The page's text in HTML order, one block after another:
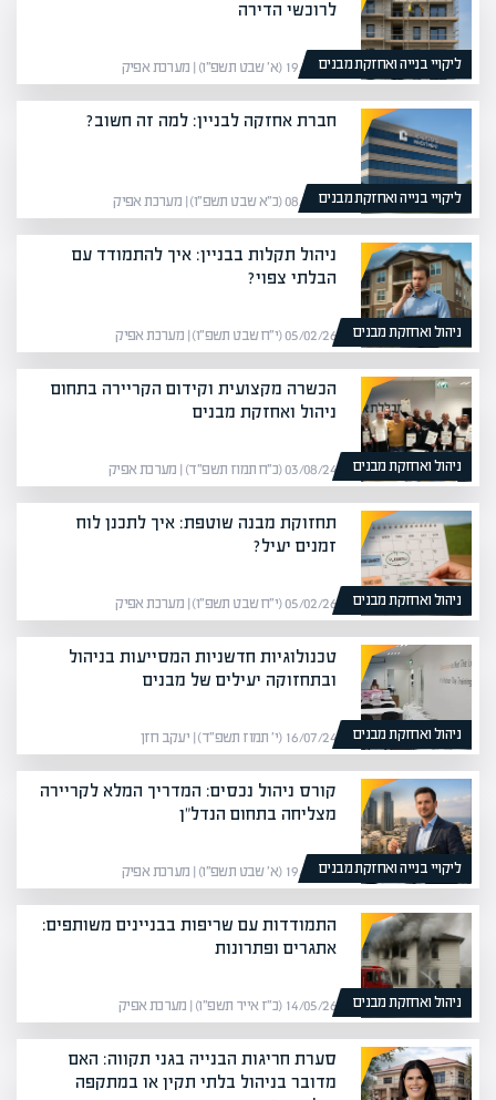
ליקויי בנייה ואחזקת מבנים
לרוכשי הדירה
19/01/26 (א׳ שבט תשפ״ו) | מערכת אפיק
ליקויי בנייה ואחזקת מבנים
חברת אחזקה לבניין: למה זה חשוב?
08/02/26 (כ״א שבט תשפ״ו) | מערכת אפיק
ניהול ואחזקת מבנים
ניהול תקלות בבניין: איך להתמודד עם
הבלתי צפוי?
05/02/26 (י״ח שבט תשפ״ו) | מערכת אפיק
ניהול ואחזקת מבנים
הכשרה מקצועית וקידום הקריירה בתחום
ניהול ואחזקת מבנים
03/08/24 (כ״ח תמוז תשפ״ד) | מערכת אפיק
ניהול ואחזקת מבנים
תחזוקת מבנה שוטפת: איך לתכנן לוח
זמנים יעיל?
05/02/26 (י״ח שבט תשפ״ו) | מערכת אפיק
ניהול ואחזקת מבנים
טכנולוגיות חדשניות המסייעות בניהול
ובתחזוקה יעילים של מבנים
16/07/24 (י׳ תמוז תשפ״ד) | יעקב חזן
ליקויי בנייה ואחזקת מבנים
קורס ניהול נכסים: המדריך המלא לקריירה
מצליחה בתחום הנדל"ן
19/01/26 (א׳ שבט תשפ״ו) | מערכת אפיק
ניהול ואחזקת מבנים
התמודדות עם שריפות בבניינים משותפים:
אתגרים ופתרונות
14/05/26 (כ״ז אייר תשפ״ו) | מערכת אפיק
סערת חריגות הבנייה בגני תקווה: האם
מדובר בניהול בלתי תקין או במתקפה